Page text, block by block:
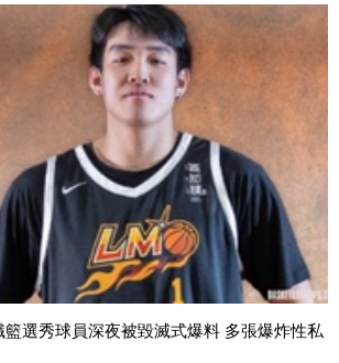
籃選秀球員深夜被毀滅式爆料 多張爆炸性私